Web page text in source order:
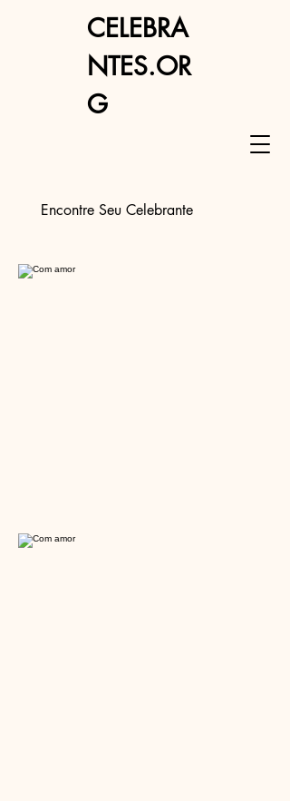
Encontre Seu Celebrante
CELEBRA
NTES.OR
G